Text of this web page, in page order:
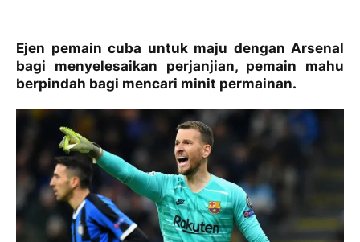
Ejen pemain cuba untuk maju dengan Arsenal
bagi menyelesaikan perjanjian, pemain mahu
berpindah bagi mencari minit permainan.